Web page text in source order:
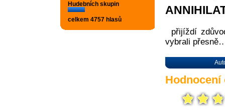
Hudebních skupin
celkem 4757 hlasů
přijíždí
vybrali
Hodnocení